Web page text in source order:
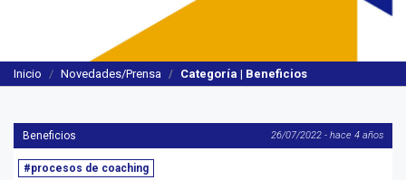
Inicio Novedades/Prensa Categoría | Beneficios
Beneficios 26/07/2022 - hace 4 años
#procesos de coaching